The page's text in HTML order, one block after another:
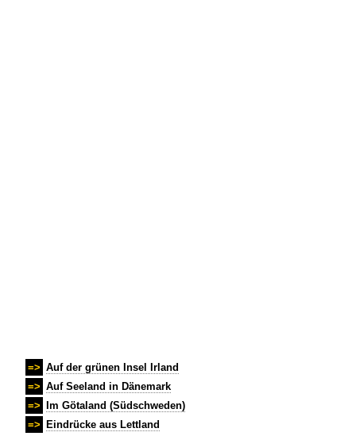
=> Auf der grünen Insel Irland
=> Auf Seeland in Dänemark
=>
Im Götaland (Südschweden)
=>
Eindrücke aus Lettland